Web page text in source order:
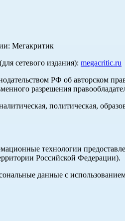
Мегакритик
сетевого издания): megacritic.ru
РФ об авторском
разрешения
политическая,
технологии
Российской Федерации).
данные с